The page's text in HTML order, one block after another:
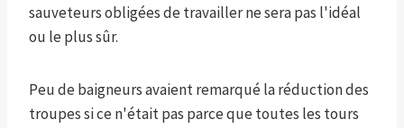
sauveteurs obligées de travailler ne sera pas l'idéal
ou le plus sûr.
Peu de baigneurs avaient remarqué la réduction des
troupes si ce n'était pas parce que toutes les tours